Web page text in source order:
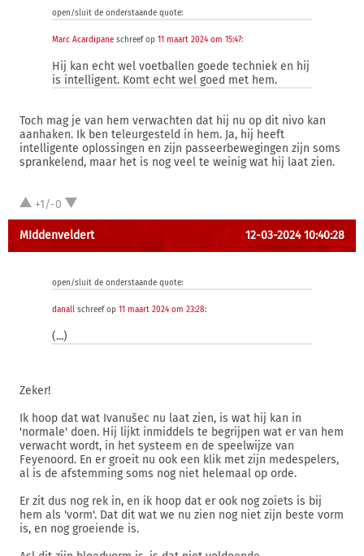
open/sluit de onderstaande quote:
Marc Acardipane schreef op 11 maart 2024 om 15:47:
Hij kan echt wel voetballen goede techniek en hij
is intelligent. Komt echt wel goed met hem.
Toch mag je van hem verwachten dat hij nu op dit nivo kan
aanhaken. Ik ben teleurgesteld in hem. Ja, hij heeft
intelligente oplossingen en zijn passeerbewegingen zijn soms
sprankelend, maar het is nog veel te weinig wat hij laat zien.
+1/-0
MIddenveldert 12-03-2024 10:40:28
open/sluit de onderstaande quote:
danall schreef op 11 maart 2024 om 23:28:
(...)
Zeker!
Ik hoop dat wat Ivanušec nu laat zien, is wat hij kan in
'normale' doen. Hij lijkt inmiddels te begrijpen wat er van hem
verwacht wordt, in het systeem en de speelwijze van
Feyenoord. En er groeit nu ook een klik met zijn medespelers,
al is de afstemming soms nog niet helemaal op orde.
Er zit dus nog rek in, en ik hoop dat er ook nog zoiets is bij
hem als 'vorm'. Dat dit wat we nu zien nog niet zijn beste vorm
is, en nog groeiende is.